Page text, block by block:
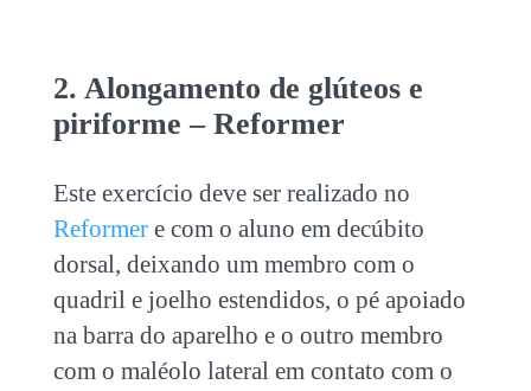
2. Alongamento de glúteos e
piriforme – Reformer
Este exercício deve ser realizado no
Reformere com o aluno em decúbito
dorsal, deixando um membro com o
quadril e joelho estendidos, o pé apoiado
na barra do aparelho e o outro membro
com o maléolo lateral em contato com o